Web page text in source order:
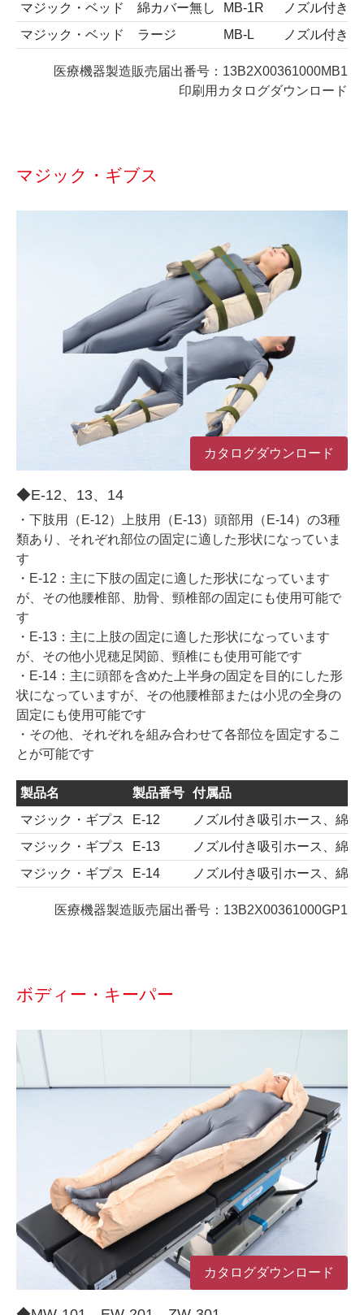
マジック・ベッド 綿カバー無し
MB-1R
ノズル付き
マジック・ベッド ラージ
MB-L ノズル付き
医療機器製造販売届出番号：13B2X00361000MB1
印刷用カタログダウンロード
マジック・ギブス
カタログダウンロード
◆E-12、13、14
・下肢用（E-12）上肢用（E-13）頭部用（E-14）の3種
類あり、それぞれ部位の固定に適した形状になっていま
す
・E-12：主に下肢の固定に適した形状になっています
が、その他腰椎部、肋骨、頸椎部の固定にも使用可能で
す
・E-13：主に上肢の固定に適した形状になっています
が、その他小児穂足関節、頸椎にも使用可能です
・E-14：主に頭部を含めた上半身の固定を目的にした形
状になっていますが、その他腰椎部または小児の全身の
固定にも使用可能です
・その他、それぞれを組み合わせて各部位を固定するこ
とが可能です
製品名 製品番号
付属品
マジック・ギプス
E-12
ノズル付き吸引ホース、綿
マジック・ギプス
E-13
ノズル付き吸引ホース、綿
マジック・ギプス
E-14 ノズル付き吸引ホース、綿
医療機器製造販売届出番号：13B2X00361000GP1
ボディー・キーパー
カタログダウンロード